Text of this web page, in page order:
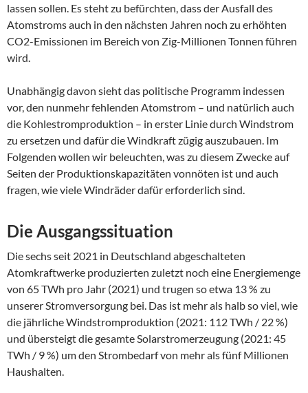
lassen sollen. Es steht zu befürchten, dass der Ausfall des
Atomstroms auch in den nächsten Jahren noch zu erhöhten
CO2-Emissionen im Bereich von Zig-Millionen Tonnen führen
wird.
Unabhängig davon sieht das politische Programm indessen
vor, den nunmehr fehlenden Atomstrom – und natürlich auch
die Kohlestromproduktion – in erster Linie durch Windstrom
zu ersetzen und dafür die Windkraft zügig auszubauen. Im
Folgenden wollen wir beleuchten, was zu diesem Zwecke auf
Seiten der Produktionskapazitäten vonnöten ist und auch
fragen, wie viele Windräder dafür erforderlich sind.
Die Ausgangssituation
Die sechs seit 2021 in Deutschland abgeschalteten
Atomkraftwerke produzierten zuletzt noch eine Energiemenge
von 65 TWh pro Jahr (2021) und trugen so etwa 13 % zu
unserer Stromversorgung bei. Das ist mehr als halb so viel, wie
die jährliche Windstromproduktion (2021: 112 TWh / 22 %)
und übersteigt die gesamte Solarstromerzeugung (2021: 45
TWh / 9 %) um den Strombedarf von mehr als fünf Millionen
Haushalten.